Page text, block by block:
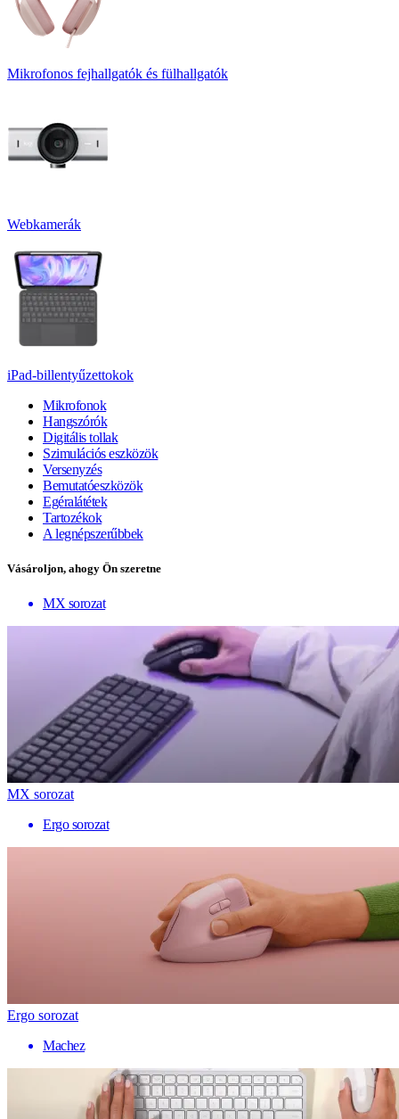
Mikrofonos fejhallgatók és fülhallgatók
Webkamerák
iPad-billentyűzettokok
Mikrofonok
Hangszórók
Digitális tollak
Szimulációs eszközök
Versenyzés
Bemutatóeszközök
Egéralátétek
Tartozékok
A legnépszerűbbek
Vásároljon, ahogy Ön szeretne
MX sorozat
MX sorozat
Ergo sorozat
Ergo sorozat
Machez